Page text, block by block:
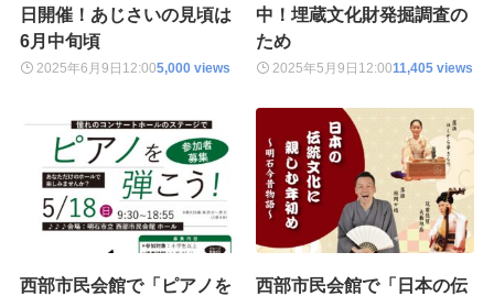
日開催！あじさいの見頃は
6月中旬頃
2025年6月9日 12:005,000 views
中！埋蔵文化財発掘調査の
ため
2025年5月9日 12:0011,405 views
西部市民会館で「ピアノを
西部市民会館で「日本の伝